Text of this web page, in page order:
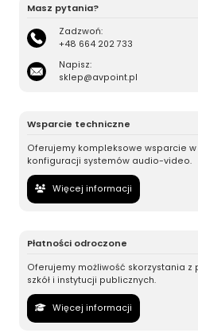
Masz pytania?
Zadzwoń:
+48 664 202 733
Napisz:
sklep@avpoint.pl
Wsparcie techniczne
Oferujemy kompleksowe wsparcie
konfiguracji systemów audio-video.
Więcej informacji
Płatności odroczone
Oferujemy możliwość skorzystania z
szkół i instytucji publicznych.
Więcej informacji